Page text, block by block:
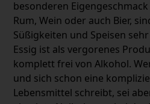
besonderen
Rum, Wein oder auch Bier,
Süßigkeiten und Speisen
Essig ist als vergorenes
komplett frei von Alkohol.
und sich schon eine
Lebensmittel schreibt, sei